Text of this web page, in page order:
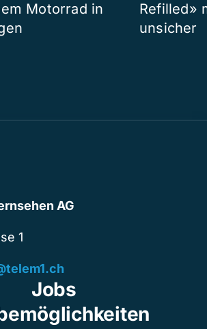
Motorrad in
Refilled»
unsicher
AG
1
Jobs